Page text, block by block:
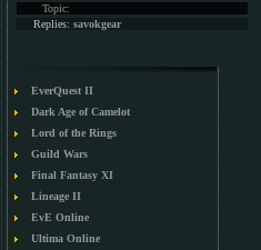
Topic:
Replies: savokgear
EverQuest II
Dark Age of Camelot
Lord of the Rings
Guild Wars
Final Fantasy XI
Lineage II
EvE Online
Ultima Online